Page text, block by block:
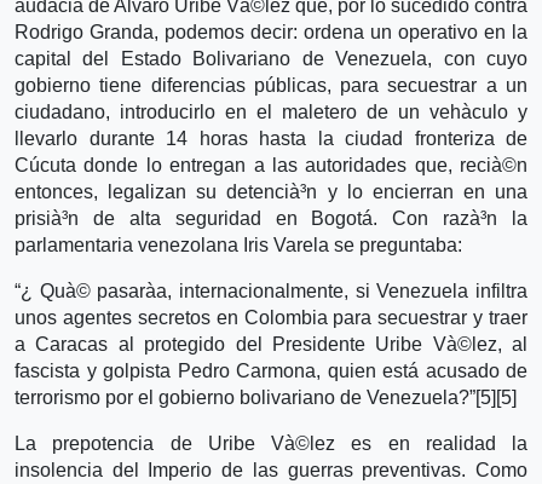
audacia de Alvaro Uribe Và©lez que, por lo sucedido contra
Rodrigo Granda, podemos decir: ordena un operativo en la
capital del Estado Bolivariano de Venezuela, con cuyo
gobierno tiene diferencias públicas, para secuestrar a un
ciudadano, introducirlo en el maletero de un vehà­culo y
llevarlo durante 14 horas hasta la ciudad fronteriza de
Cúcuta donde lo entregan a las autoridades que, recià©n
entonces, legalizan su detencià³n y lo encierran en una
prisià³n de alta seguridad en Bogotá. Con razà³n la
parlamentaria venezolana Iris Varela se preguntaba:
“¿ Quà© pasarà­a, internacionalmente, si Venezuela infiltra
unos agentes secretos en Colombia para secuestrar y traer
a Caracas al protegido del Presidente Uribe Và©lez, al
fascista y golpista Pedro Carmona, quien está acusado de
terrorismo por el gobierno bolivariano de Venezuela?”[5][5]
La prepotencia de Uribe Và©lez es en realidad la
insolencia del Imperio de las guerras preventivas. Como